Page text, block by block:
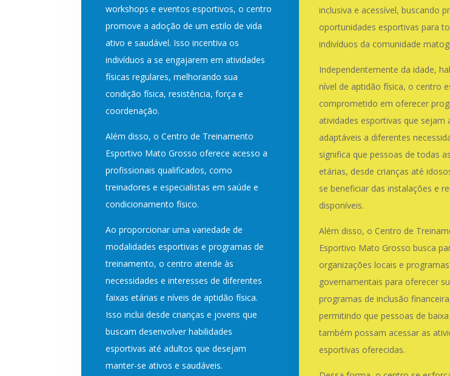
workshops e eventos esportivos, o centro
promove a adoção de um estilo de vida
ativo e saudável. Isso incentiva os
indivíduos a se engajarem em atividades
físicas regulares, melhorando sua
condição física, resistência, força e
coordenação.
Além disso, o Centro de Treinamento
Esportivo Mato Grosso oferece acesso a
profissionais qualificados, como
treinadores e especialistas em saúde e
condicionamento físico.
Ao proporcionar uma variedade de
modalidades esportivas e programas de
treinamento, o centro atende às
necessidades e interesses de diferentes
faixas etárias e níveis de aptidão física.
Isso inclui desde crianças e jovens que
buscam desenvolver habilidades
esportivas até adultos que desejam
manter-se ativos e saudáveis.
inclusiva e acessível, buscando
oportunidades esportivas para
indivíduos da comunidade
Independentemente da idade,
nível de aptidão física, o centro
comprometido em oferecer
atividades esportivas que sejam
adaptáveis a diferentes
significa que pessoas de todas
etárias, desde crianças até
se beneficiar das instalações e
disponíveis.
Além disso, o Centro de
Esportivo Mato Grosso busca
organizações locais e programas
governamentais para oferecer
programas de inclusão
permitindo que pessoas de
também possam acessar as
esportivas oferecidas.